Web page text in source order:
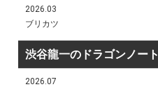
2026.03
ブリカツ
渋谷龍一のドラゴンノート
2026.07